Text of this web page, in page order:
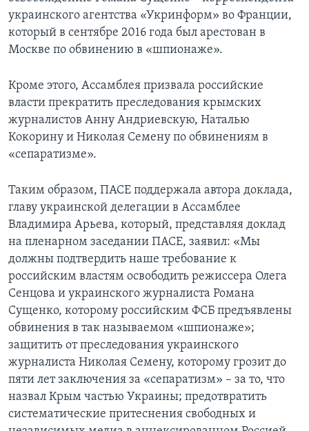
украинского агентства «Укринформ» во Франции,
который в сентябре 2016 года был арестован в
Москве по обвинению в «шпионаже».
Кроме этого, Ассамблея призвала российские
власти прекратить преследования крымских
журналистов Анну Андриевскую, Наталью
Кокорину и Николая Семену по обвинениям в
«сепаратизме».
Таким образом, ПАСЕ поддержала автора доклада,
главу украинской делегации в Ассамблее
Владимира Арьева, который, представляя доклад
на пленарном заседании ПАСЕ, заявил: «Мы
должны подтвердить наше требование к
российским властям освободить режиссера Олега
Сенцова и украинского журналиста Романа
Сущенко, которому российским ФСБ предъявлены
обвинения в так называемом «шпионаже»;
защитить от преследования украинского
журналиста Николая Семену, которому грозит до
пяти лет заключения за «сепаратизм» – за то, что
назвал Крым частью Украины; предотвратить
систематические притеснения свободных и